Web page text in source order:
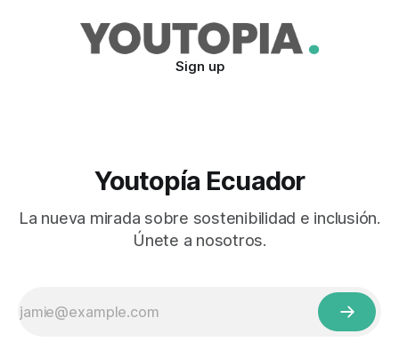
Sign up
Youtopía Ecuador
La nueva mirada sobre sostenibilidad e inclusión.
Únete a nosotros.